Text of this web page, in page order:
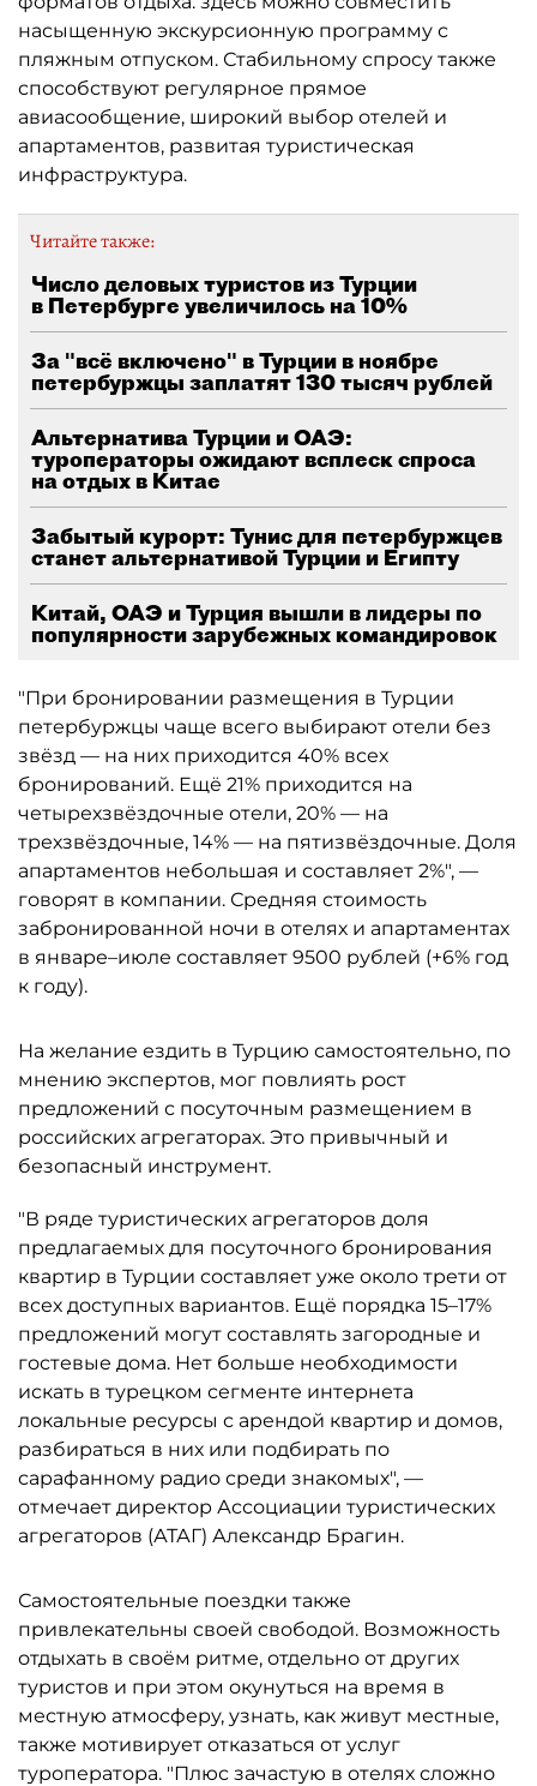
насыщенную экскурсионную программу с
пляжным отпуском. Стабильному спросу также
способствуют регулярное прямое
авиасообщение, широкий выбор отелей и
апартаментов, развитая туристическая
инфраструктура.
Читайте также:
Число деловых туристов из Турции
в Петербурге увеличилось на 10%
За "всё включено" в Турции в ноябре
петербуржцы заплатят 130 тысяч рублей
Альтернатива Турции и ОАЭ:
туроператоры ожидают всплеск спроса
на отдых в Китае
Забытый курорт: Тунис для петербуржцев
станет альтернативой Турции и Египту
Китай, ОАЭ и Турция вышли в лидеры по
популярности зарубежных командировок
"При бронировании размещения в Турции
петербуржцы чаще всего выбирают отели без
звёзд — на них приходится 40% всех
бронирований. Ещё 21% приходится на
четырехзвёздочные отели, 20% — на
трехзвёздочные, 14% — на пятизвёздочные. Доля
апартаментов небольшая и составляет 2%", —
говорят в компании. Средняя стоимость
забронированной ночи в отелях и апартаментах
в январе–июле составляет 9500 рублей (+6% год
к году).
На желание ездить в Турцию самостоятельно, по
мнению экспертов, мог повлиять рост
предложений с посуточным размещением в
российских агрегаторах. Это привычный и
безопасный инструмент.
"В ряде туристических агрегаторов доля
предлагаемых для посуточного бронирования
квартир в Турции составляет уже около трети от
всех доступных вариантов. Ещё порядка 15–17%
предложений могут составлять загородные и
гостевые дома. Нет больше необходимости
искать в турецком сегменте интернета
локальные ресурсы с арендой квартир и домов,
разбираться в них или подбирать по
сарафанному радио среди знакомых", —
отмечает директор Ассоциации туристических
агрегаторов (АТАГ) Александр Брагин.
Самостоятельные поездки также
привлекательны своей свободой. Возможность
отдыхать в своём ритме, отдельно от других
туристов и при этом окунуться на время в
местную атмосферу, узнать, как живут местные,
также мотивирует отказаться от услуг
туроператора. "Плюс зачастую в отелях сложно